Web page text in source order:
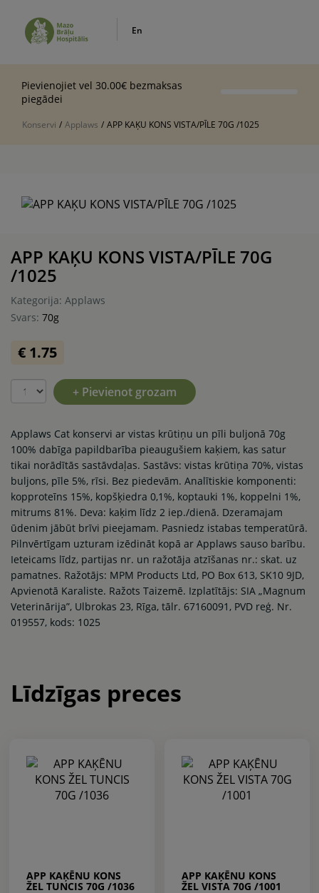
En
Pievienojiet vel 30.00€ bezmaksas
piegādei
Konservi / Applaws / APP KAĶU KONS VISTA/PĪLE 70G /1025
APP KAĶU KONS VISTA/PĪLE 70G
/1025
Kategorija: Applaws
Svars: 70g
€ 1.75
+ Pievienot grozam
Applaws Cat konservi ar vistas krūtiņu un pīli buljonā 70g
100% dabīga papildbarība pieaugušiem kaķiem, kas satur
tikai norādītās sastāvdaļas. Sastāvs: vistas krūtiņa 70%, vistas
buljons, pīle 5%, rīsi. Bez piedevām. Analītiskie komponenti:
kopproteīns 15%, kopšķiedra 0,1%, koptauki 1%, koppelni 1%,
mitrums 81%. Deva: kaķim līdz 2 iep./dienā. Dzeramajam
ūdenim jābūt brīvi pieejamam. Pasniedz istabas temperatūrā.
Pilnvērtīgam uzturam izēdināt kopā ar Applaws sauso barību.
Ieteicams līdz, partijas nr. un ražotāja atzīšanas nr.: skat. uz
pamatnes. Ražotājs: MPM Products Ltd, PO Box 613, SK10 9JD,
Apvienotā Karaliste. Ražots Taizemē. Izplatītājs: SIA „Magnum
Veterinārija”, Ulbrokas 23, Rīga, tālr. 67160091, PVD reģ. Nr.
019557, kods: 1025
Līdzīgas preces
APP KAĶĒNU KONS
ŽEL TUNCIS 70G /1036
APP KAĶĒNU KONS
ŽEL VISTA 70G /1001